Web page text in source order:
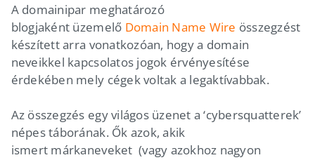
A domainipar meghatározó
blogjaként üzemelő Domain Name Wire összegzést
készített arra vonatkozóan, hogy a domain
neveikkel kapcsolatos jogok érvényesítése
érdekében mely cégek voltak a legaktívabbak.
Az összegzés egy világos üzenet a ‘cybersquatterek’
népes táborának. Ők azok, akik
ismert márkaneveket (vagy azokhoz nagyon